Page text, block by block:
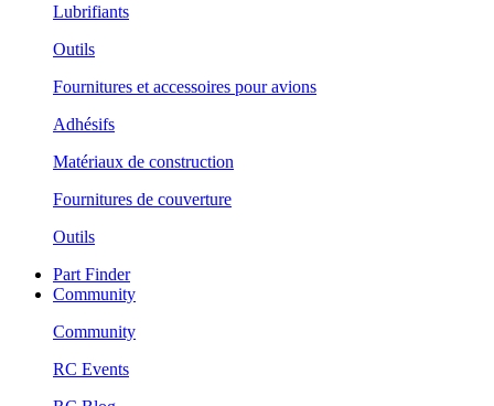
Lubrifiants
Outils
Fournitures et accessoires pour avions
Adhésifs
Matériaux de construction
Fournitures de couverture
Outils
Part Finder
Community
Community
RC Events